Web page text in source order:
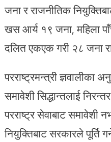
जना र राजनीतिक
खस आर्य १९ जना, महिला
दलित एकएक गरी २८ जना
परराष्ट्रमन्त्री ज्ञवालीका
समावेशी सिद्धान्तलाई
परराष्ट्र सेवाबाट समावेशी
नियुक्तिबाट सरकारले पूर्ति